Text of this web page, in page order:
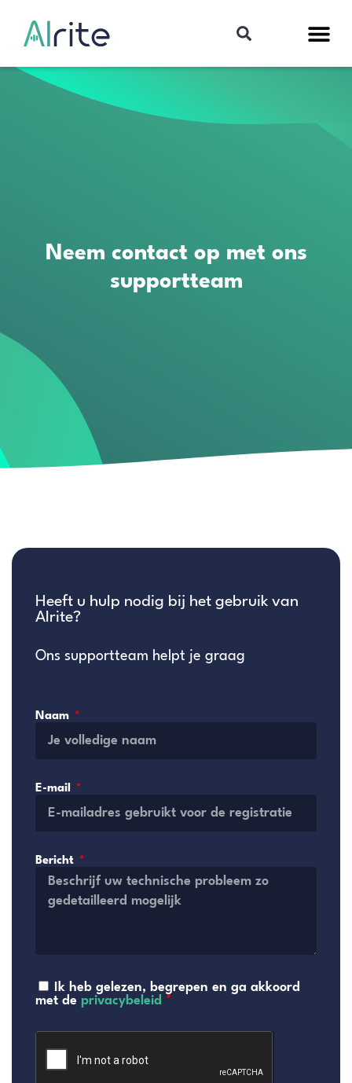
Neem contact op met ons
supportteam
Heeft u hulp nodig bij het gebruik van
Alrite?
Ons supportteam helpt je graag
Naam
E-mail
Bericht
Ik heb gelezen, begrepen en ga akkoord
met de privacybeleid *